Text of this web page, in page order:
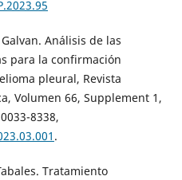
Análisis de las
para la confirmación
pleural, Revista
Volumen 66, Supplement 1,
8338,
.
Tratamiento